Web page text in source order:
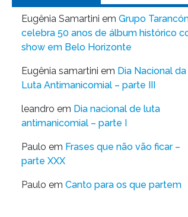
Eugênia Samartini em Grupo
celebra 50 anos de álbum histórico
show em Belo Horizonte
Eugênia samartini em Dia Nacional da
Luta Antimanicomial – parte III
leandro em Dia nacional de luta
antimanicomial – parte I
Paulo em Frases que não vão ficar –
parte XXX
Paulo em Canto para os que partem